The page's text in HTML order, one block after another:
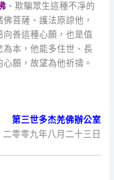
、欺騙眾生這種不凈的
菩薩、護法原諒他，
善這種心願，也是值
本，他能多住世、長
願，故望為他祈禱。
第三世多杰羌佛辦公室
二零零九年八月二十三日